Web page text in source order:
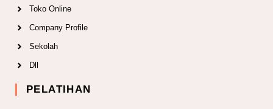
Toko Online
Company Profile
Sekolah
Dll
PELATIHAN